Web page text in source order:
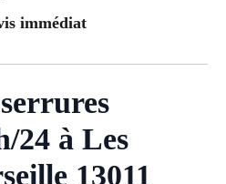
immédiat
24 à Les
13011